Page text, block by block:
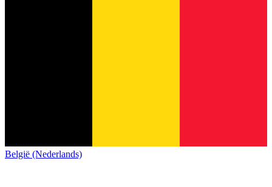
België (Nederlands)